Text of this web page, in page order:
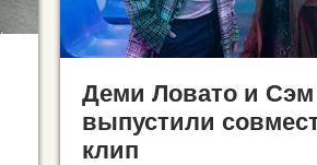
Деми Ловато и
выпустили
клип